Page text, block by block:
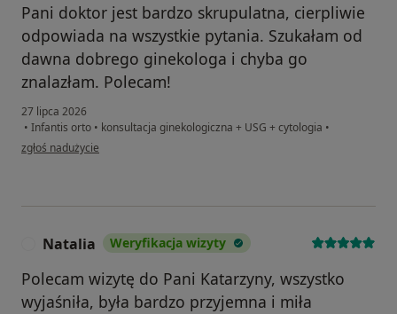
Pani doktor jest bardzo skrupulatna, cierpliwie
odpowiada na wszystkie pytania. Szukałam od
dawna dobrego ginekologa i chyba go
znalazłam. Polecam!
27 lipca 2026
• Infantis orto • konsultacja ginekologiczna + USG + cytologia •
w opinii użytkownika Beata
zgłoś nadużycie
Natalia Weryfikacja wizyty
Polecam wizytę do Pani Katarzyny, wszystko
wyjaśniła, była bardzo przyjemna i miła